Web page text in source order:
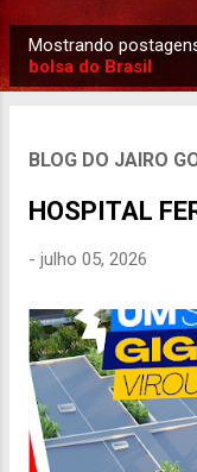
o
Mostrando
bolsa do Brasil
BLOG DO JAIRO
HOSPITAL
- julho 05, 2026